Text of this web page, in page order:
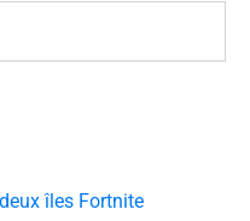
îles Fortnite